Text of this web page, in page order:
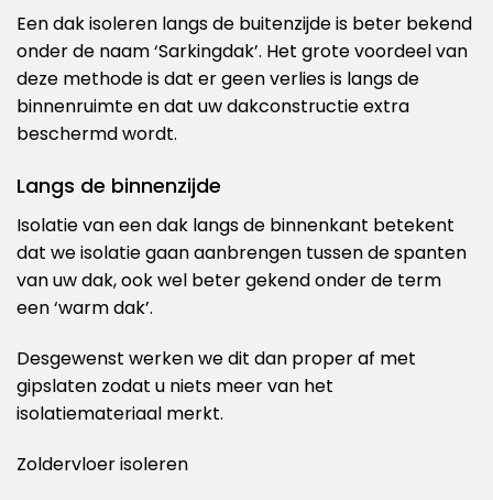
Een dak isoleren langs de buitenzijde is beter bekend
onder de naam ‘Sarkingdak’. Het grote voordeel van
deze methode is dat er geen verlies is langs de
binnenruimte en dat uw dakconstructie extra
beschermd wordt.
Langs de binnenzijde
Isolatie van een dak langs de binnenkant betekent
dat we isolatie gaan aanbrengen tussen de spanten
van uw dak, ook wel beter gekend onder de term
een ‘warm dak’.
Desgewenst werken we dit dan proper af met
gipslaten zodat u niets meer van het
isolatiemateriaal merkt.
Zoldervloer isoleren